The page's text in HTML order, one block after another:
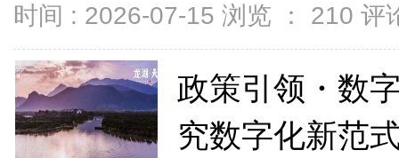
时间 : 2026-07-15 浏览 ： 210 评
政策引领・数
究数字化新范